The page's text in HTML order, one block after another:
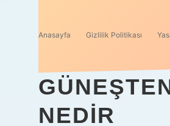
Anasayfa Gizlilik Politikası
NEDIR